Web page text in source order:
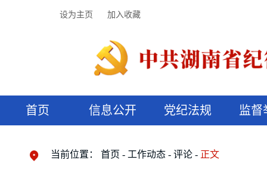
设为主页 加入收藏
首页 信息公开 党纪法规 监督
当前位置： 首页 工作动态 评论 正文